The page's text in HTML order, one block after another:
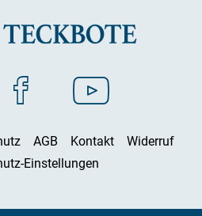
AGB Kontakt
Widerruf
Einstellungen